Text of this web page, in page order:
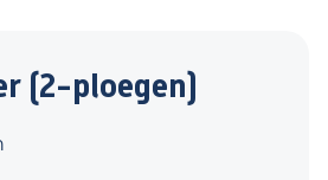
(2-ploegen)